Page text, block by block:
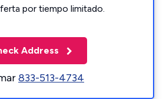
por tiempo limitado.
Address
833-513-4734